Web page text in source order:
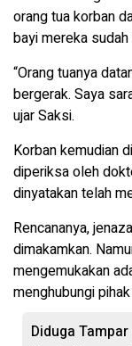
orang tua korban
bayi mereka
“Orang tuanya
bergerak. Saya
ujar Saksi.
Korban kemudian
diperiksa oleh
dinyatakan telah
Rencananya,
dimakamkan.
mengemukakan
menghubungi
Diduga